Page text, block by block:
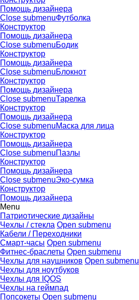
Помощь дизайнера
Close submenuФутболка
Конструктор
Помощь дизайнера
Close submenuБодик
Конструктор
Помощь дизайнера
Close submenuБлокнот
Конструктор
Помощь дизайнера
Close submenuТарелка
Конструктор
Помощь дизайнера
Close submenuМаска для лица
Конструктор
Помощь дизайнера
Close submenuПазлы
Конструктор
Помощь дизайнера
Close submenuЭко-сумка
Конструктор
Помощь дизайнера
Menu
Патриотические дизайны
Чехлы / стекла Open submenu
Кабели / Переходники
Смарт-часы Open submenu
Фитнес-браслеты Open submenu
Чехлы для наушников Open submenu
Чехлы для ноутбуков
Чехлы для IQOS
Чехлы на геймпад
Попсокеты Open submenu